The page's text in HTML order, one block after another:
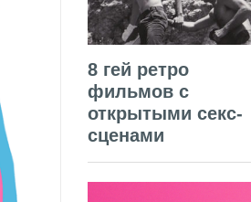
8 гей ретро
фильмов с
открытыми секс-
сценами